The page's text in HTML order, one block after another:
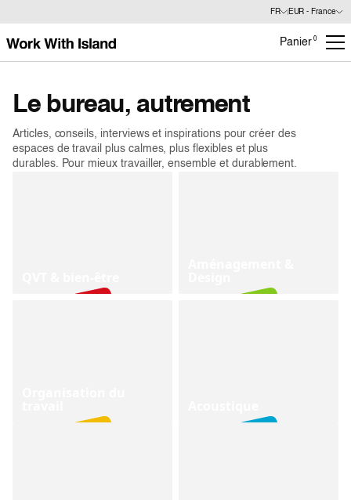
FR EUR - France
Panier 0
Le bureau, autrement
Articles, conseils, interviews et inspirations pour créer des
espaces de travail plus calmes, plus flexibles et plus
durables. Pour mieux travailler, ensemble et durablement.